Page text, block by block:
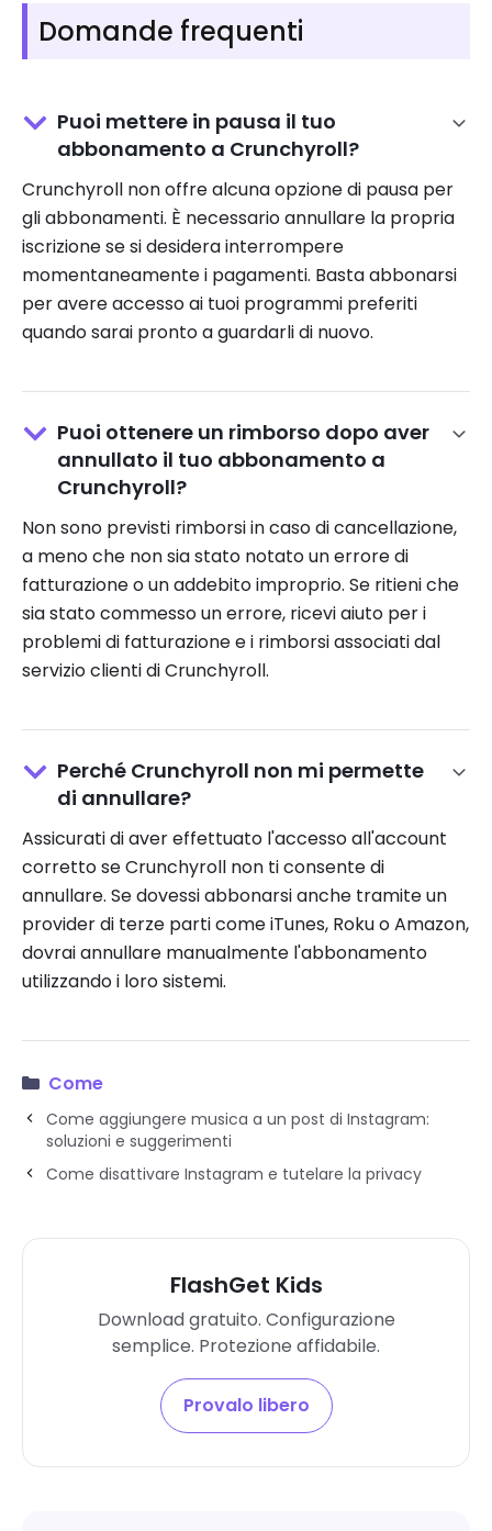
Domande frequenti
Puoi mettere in pausa il tuo
abbonamento a Crunchyroll?
Crunchyroll non offre alcuna opzione di pausa per
gli abbonamenti. È necessario annullare la propria
iscrizione se si desidera interrompere
momentaneamente i pagamenti. Basta abbonarsi
per avere accesso ai tuoi programmi preferiti
quando sarai pronto a guardarli di nuovo.
Puoi ottenere un rimborso dopo aver
annullato il tuo abbonamento a
Crunchyroll?
Non sono previsti rimborsi in caso di cancellazione,
a meno che non sia stato notato un errore di
fatturazione o un addebito improprio. Se ritieni che
sia stato commesso un errore, ricevi aiuto per i
problemi di fatturazione e i rimborsi associati dal
servizio clienti di Crunchyroll.
Perché Crunchyroll non mi permette
di annullare?
Assicurati di aver effettuato l'accesso all'account
corretto se Crunchyroll non ti consente di
annullare. Se dovessi abbonarsi anche tramite un
provider di terze parti come iTunes, Roku o Amazon,
dovrai annullare manualmente l'abbonamento
utilizzando i loro sistemi.
Come
Come aggiungere musica a un post di Instagram:
soluzioni e suggerimenti
Come disattivare Instagram e tutelare la privacy
FlashGet Kids
Download gratuito. Configurazione
semplice. Protezione affidabile.
Provalo libero